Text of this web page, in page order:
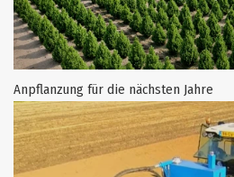
Anpflanzung für die nächsten Jahre